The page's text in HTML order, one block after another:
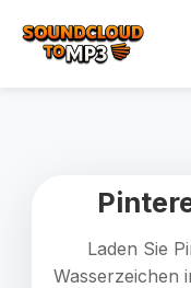
Laden Sie
Wasserzeichen